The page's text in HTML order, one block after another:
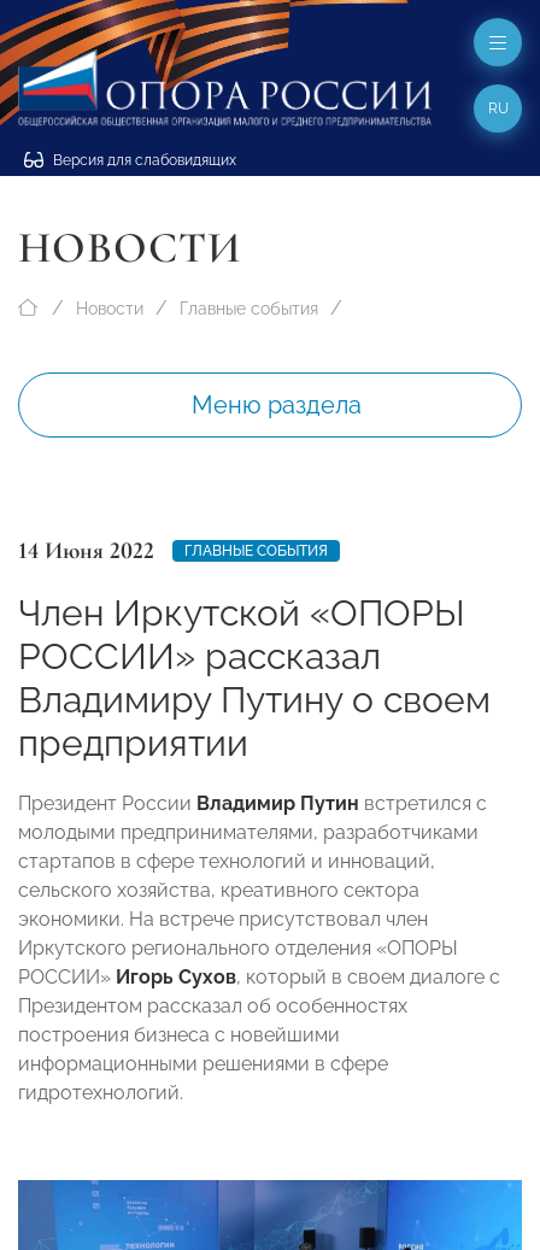
Версия для слабовидящих
RU
НОВОСТИ
Новости Главные события
Меню раздела
14 Июня 2022 ГЛАВНЫЕ СОБЫТИЯ
Член Иркутской «ОПОРЫ
РОССИИ» рассказал
Владимиру Путину о своем
предприятии
Президент России Владимир Путин встретился с
молодыми предпринимателями, разработчиками
стартапов в сфере технологий и инноваций,
сельского хозяйства, креативного сектора
экономики. На встрече присутствовал член
Иркутского регионального отделения «ОПОРЫ
РОССИИ» Игорь Сухов, который в своем диалоге с
Президентом рассказал об особенностях
построения бизнеса с новейшими
информационными решениями в сфере
гидротехнологий.